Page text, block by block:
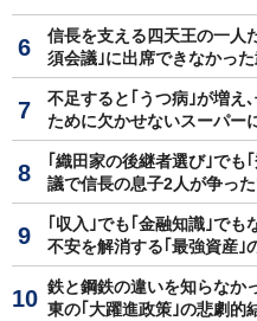
信長を支える四天王の一人
須会議｣に出席できなかっ
不足すると｢うつ病｣が増
ために欠かせないスーパー
｢織田家の後継者選び｣で
議で信長の息子2人が争っ
｢収入｣でも｢金融知識｣で
不安を解消する｢最強資産｣
鉄と鋼鉄の違いを知らな
東の｢大躍進政策｣の悲劇的